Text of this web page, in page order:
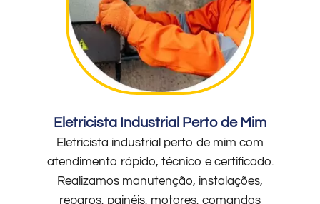
Eletricista Industrial Perto de Mim
Eletricista industrial perto de mim com
atendimento rápido, técnico e certificado.
Realizamos manutenção, instalações,
reparos, painéis, motores, comandos